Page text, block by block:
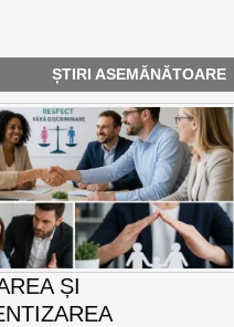
ȘTIRI ASEMĂNĂTOARE
ȘI